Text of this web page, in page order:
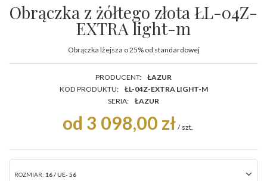
Obrączka z żółtego złota ŁL-04Z-
EXTRA light-m
Obrączka lżejsza o 25% od standardowej
PRODUCENT:
ŁAZUR
KOD PRODUKTU:
ŁL-04Z-EXTRA LIGHT-M
SERIA:
ŁAZUR
od 3 098,00 zł / szt.
ROZMIAR: 16 / UE- 56